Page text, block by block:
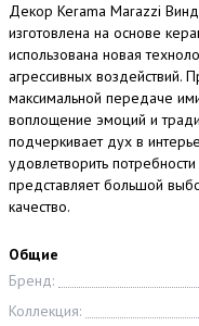
Декор Kerama Marazzi
изготовлена на основе
использована новая
агрессивных воздействий.
максимальной передаче
воплощение эмоций и
подчеркивает дух в
удовлетворить
представляет большой
качество.
Общие
Бренд:
Коллекция: